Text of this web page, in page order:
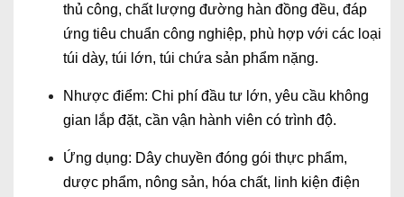
thủ công, chất lượng đường hàn đồng đều, đáp
ứng tiêu chuẩn công nghiệp, phù hợp với các loại
túi dày, túi lớn, túi chứa sản phẩm nặng.
Nhược điểm: Chi phí đầu tư lớn, yêu cầu không
gian lắp đặt, cần vận hành viên có trình độ.
Ứng dụng: Dây chuyền đóng gói thực phẩm,
dược phẩm, nông sản, hóa chất, linh kiện điện